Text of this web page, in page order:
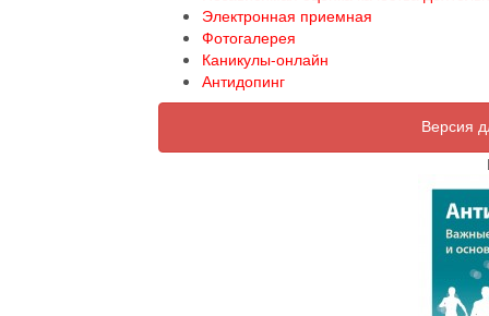
Электронная приемная
Фотогалерея
Каникулы-онлайн
Антидопинг
Версия